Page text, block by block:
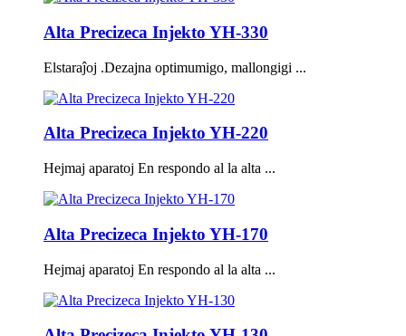
Alta Precizeca Injekto YH-330
Elstaraĵoj .Dezajna optimumigo, mallongigi ...
Alta Precizeca Injekto YH-220
Hejmaj aparatoj En respondo al la alta ...
Alta Precizeca Injekto YH-170
Hejmaj aparatoj En respondo al la alta ...